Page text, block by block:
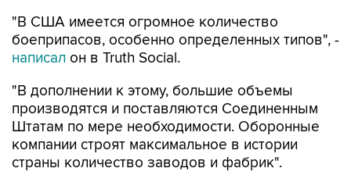
"В США имеется огромное количество
боеприпасов, особенно определенных типов", -
написал он в Truth Social.
"В дополнении к этому, большие объемы
производятся и поставляются Соединенным
Штатам по мере необходимости. Оборонные
компании строят максимальное в истории
страны количество заводов и фабрик".